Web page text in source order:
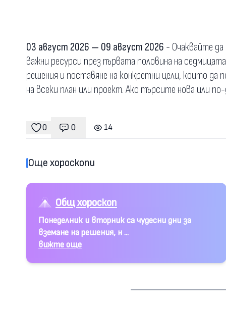
03 август 2026 — 09 август 2026 - Очаквайте
важни ресурси през първата половина на
решения и поставяне на конкретни цели, които да
на всеки план или проект. Ако търсите нова или
0
харесвания
0
Коментари
14
гледания
Още хороскопи
Общ хороскоп
Понеделник и вторник са чудесни дни за
вземане на решения, н ...
вижте още